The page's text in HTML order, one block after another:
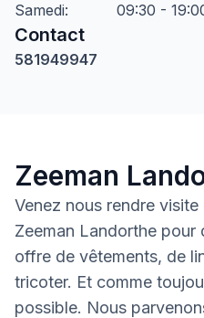
Samedi: 09:30 -
Contact
581949947
Zeeman
Venez nous rendre
Zeeman Landorthe
offre de vêtements, de
tricoter. Et comme
possible. Nous